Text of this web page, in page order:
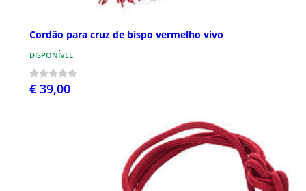
Cordão para cruz de bispo vermelho vivo
DISPONÍVEL
€ 39,00